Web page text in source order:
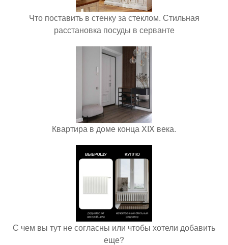
Что поставить в стенку за стеклом. Стильная
расстановка посуды в серванте
Квартира в доме конца XIX века.
С чем вы тут не согласны или чтобы хотели добавить
еще?